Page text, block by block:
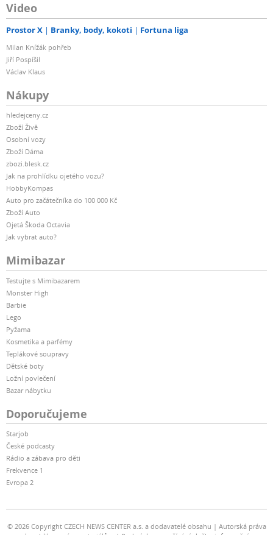
Video
Prostor X Branky, body, kokoti Fortuna liga
Milan Knížák pohřeb
Jiří Pospíšil
Václav Klaus
Nákupy
hledejceny.cz
Zboží Živě
Osobní vozy
Zboží Dáma
zbozi.blesk.cz
Jak na prohlídku ojetého vozu?
HobbyKompas
Auto pro začátečníka do 100 000 Kč
Zboží Auto
Ojetá Škoda Octavia
Jak vybrat auto?
Mimibazar
Testujte s Mimibazarem
Monster High
Barbie
Lego
Pyžama
Kosmetika a parfémy
Teplákové soupravy
Dětské boty
Ložní povlečení
Bazar nábytku
Doporučujeme
Starjob
České podcasty
Rádio a zábava pro děti
Frekvence 1
Evropa 2
© 2026 Copyright CZECH NEWS CENTER a.s. a dodavatelé obsahu
Autorská práva